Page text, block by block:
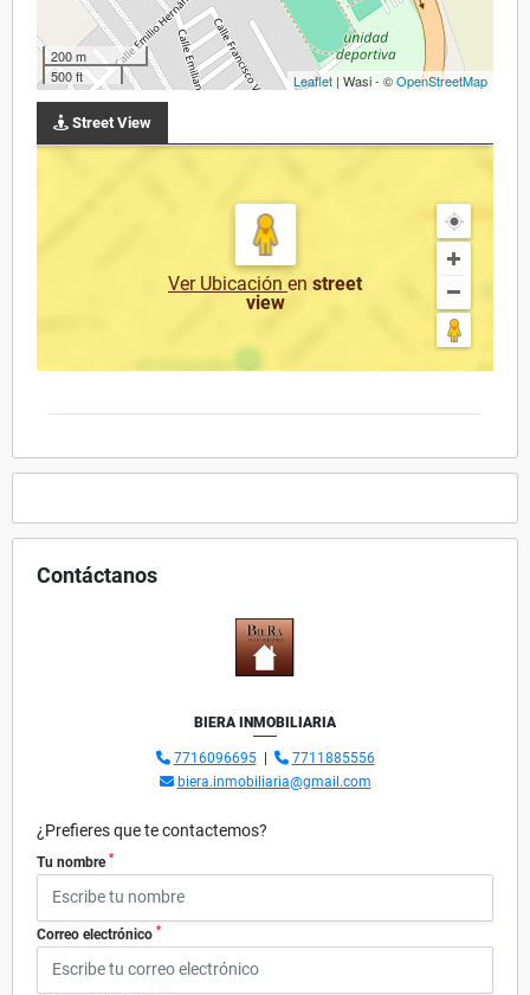
200 m
500 ft
Leaflet | Wasi - ©OpenStreetMap
Street View
Ver Ubicación en street
view
Contáctanos
BIERA INMOBILIARIA
7716096695|
7711885556
biera.inmobiliaria@gmail.com
¿Prefieres que te contactemos?
Tu nombre *
Correo electrónico *